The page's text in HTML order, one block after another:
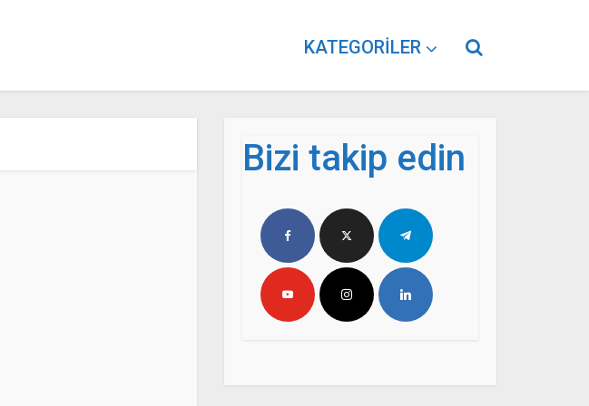
KATEGORILER
Bizi takip edin